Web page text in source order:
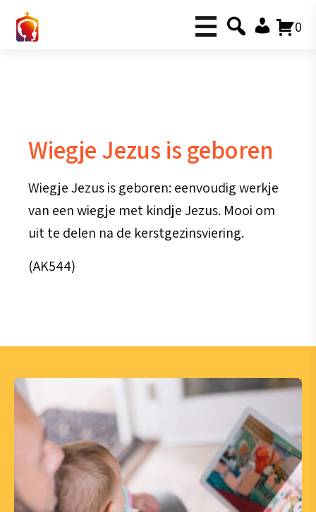
0
Wiegje Jezus is geboren
Wiegje Jezus is geboren: eenvoudig werkje
van een wiegje met kindje Jezus. Mooi om
uit te delen na de kerstgezinsviering.
(AK544)